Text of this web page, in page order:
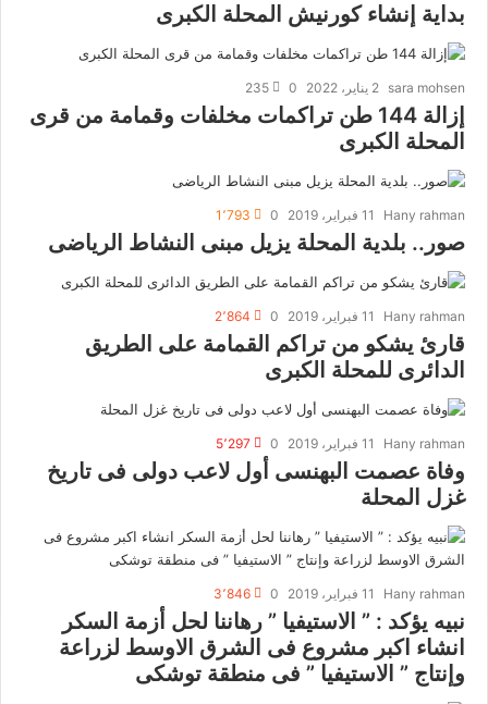
بداية إنشاء كورنيش المحلة الكبرى
sara mohsen 2 يناير، 2022 0
235
إزالة 144 طن تراكمات مخلفات وقمامة من قرى
المحلة الكبرى
Hany rahman 11 فبراير، 2019 0 1٬793
صور.. بلدية المحلة يزيل مبنى النشاط الرياضى
Hany rahman 11 فبراير، 2019 0 2٬864
قارئ يشكو من تراكم القمامة على الطريق
الدائرى للمحلة الكبرى
Hany rahman 11 فبراير، 2019 0 5٬297
وفاة عصمت البهنسى أول لاعب دولى فى تاريخ
غزل المحلة
Hany rahman 11 فبراير، 2019 0 3٬846
نبيه يؤكد : ” الاستيفيا ” رهاننا لحل أزمة السكر
انشاء اكبر مشروع فى الشرق الاوسط لزراعة
وإنتاج ” الاستيفيا ” فى منطقة توشكى